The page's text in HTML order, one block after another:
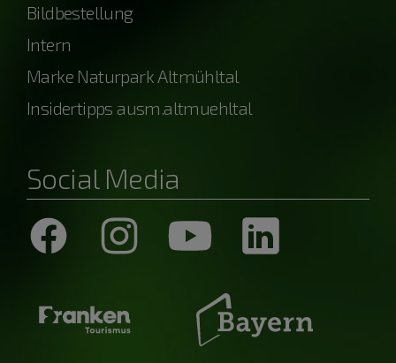
Bildbestellung
Intern
Marke Naturpark Altmühltal
Insidertipps ausm.altmuehltal
Social Media